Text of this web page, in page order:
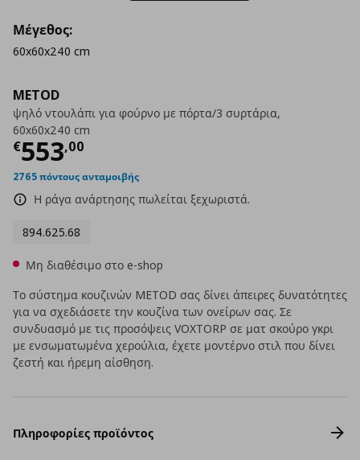
METOD
ψηλό ντουλάπι για φούρνο με πόρτα/3 συρτάρια,
60x60x240 cm
€553,00
Τρέχουσα τιμή
2765 πόντους ανταμοιβής
Η ράγα ανάρτησης πωλείται ξεχωριστά.
894.625.68
Μέγεθος:
60x60x240 cm
Μη διαθέσιμο στο e-shop
Το σύστημα κουζινών METOD σας δίνει άπειρες δυνατότητες
για να σχεδιάσετε την κουζίνα των ονείρων σας. Σε
συνδυασμό με τις προσόψεις VOXTORP σε ματ σκούρο γκρι
με ενσωματωμένα χερούλια, έχετε μοντέρνο στιλ που δίνει
ζεστή και ήρεμη αίσθηση.
Πληροφορίες προϊόντος